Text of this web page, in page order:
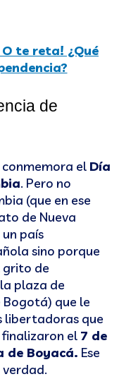
O te reta! ¿Qué
de
conmemora el Día
. Pero no
(que en ese
de Nueva
país
sino porque
grito de
plaza de
Bogotá) que le
libertadoras que
el 7 de
de Boyacá. Ese
verdad.